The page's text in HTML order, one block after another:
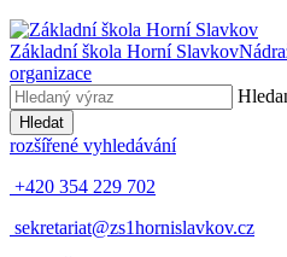
Základní škola Horní Slavkov
organizace
Hledat
rozšířené vyhledávání
+420 354 229 702
sekretariat@zs1hornislavkov.cz